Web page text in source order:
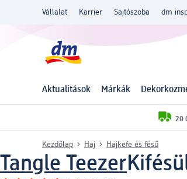
Vállalat Karrier Sajtószoba dm
Aktualitások Márkák
20
Kezdőlap Haj Hajkefe és fésű
Tangle Teezer